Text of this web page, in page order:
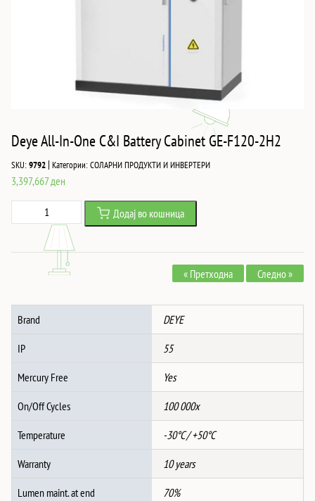
Deye All-In-One C&I Battery Cabinet GE-F120-2H2
SKU:9792 | Категории:СОЛАРНИ ПРОДУКТИ И ИНВЕРТЕРИ
3,397,667ден
All-
Cabinet
GE-
F120-
количина
Додај во кошница
« Претходна Следно »
Brand DEYE
IP 55
Mercury Free Yes
On/Off Cycles 100 000x
Temperature -30°C / +50°C
Warranty 10 years
Lumen maint. at end 70%